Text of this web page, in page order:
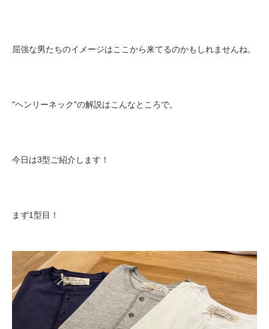
屈強な男たちのイメージはここから来てるのかもしれませんね。
"ヘンリーネック"の解説はこんなところで。
今日は3型ご紹介します！
まず1型目！